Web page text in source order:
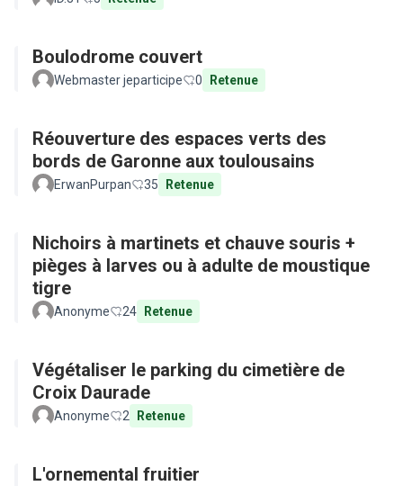
Boulodrome couvert
Webmaster jeparticipe 0 Retenue
Réouverture des espaces verts des
bords de Garonne aux toulousains
ErwanPurpan 35 Retenue
Nichoirs à martinets et chauve souris +
pièges à larves ou à adulte de moustique
tigre
Anonyme 24 Retenue
Végétaliser le parking du cimetière de
Croix Daurade
Anonyme 2 Retenue
L'ornemental fruitier